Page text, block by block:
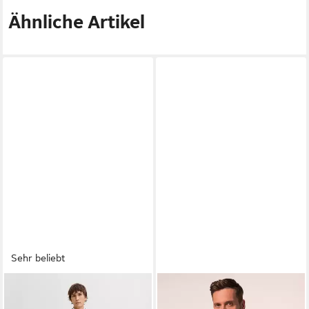
Ähnliche Artikel
Sehr beliebt
JACK & JONES
Anzug JPRFRANCO Extra
Anzug Jerseyanzug